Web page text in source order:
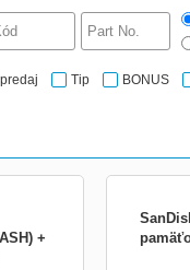
Tip BONUS
+